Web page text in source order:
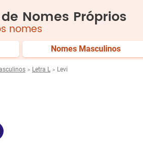
Nomes Próprios
nomes
Nomes Masculinos
Letra L Levi